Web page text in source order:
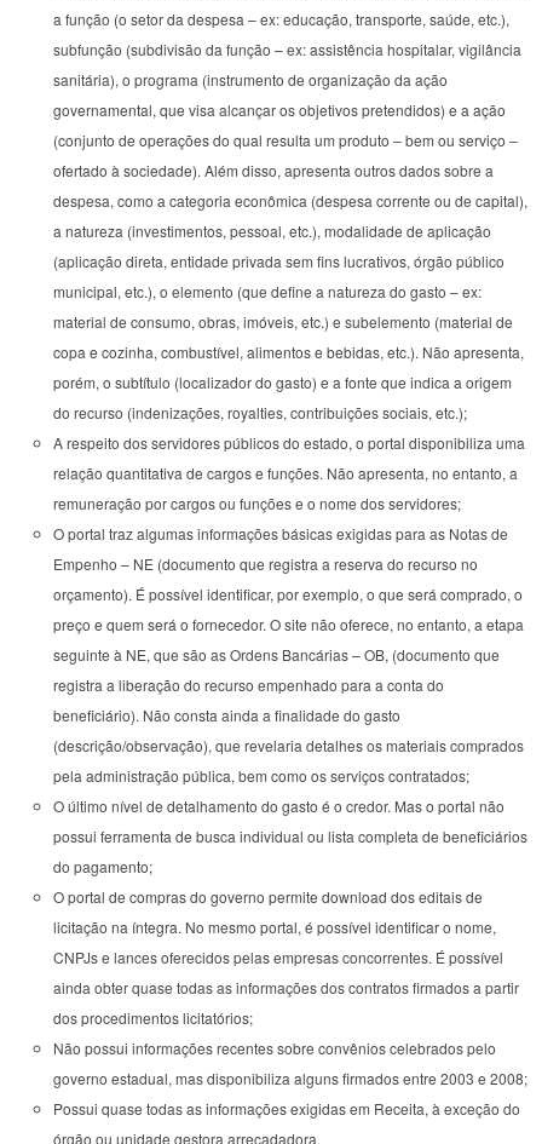
a função (o setor da despesa – ex: educação, transporte, saúde, etc.),
subfunção (subdivisão da função – ex: assistência hospitalar, vigilância
sanitária), o programa (instrumento de organização da ação
governamental, que visa alcançar os objetivos pretendidos) e a ação
(conjunto de operações do qual resulta um produto – bem ou serviço –
ofertado à sociedade). Além disso, apresenta outros dados sobre a
despesa, como a categoria econômica (despesa corrente ou de capital),
a natureza (investimentos, pessoal, etc.), modalidade de aplicação
(aplicação direta, entidade privada sem fins lucrativos, órgão público
municipal, etc.), o elemento (que define a natureza do gasto – ex:
material de consumo, obras, imóveis, etc.) e subelemento (material de
copa e cozinha, combustível, alimentos e bebidas, etc.). Não apresenta,
porém, o subtítulo (localizador do gasto) e a fonte que indica a origem
do recurso (indenizações, royalties, contribuições sociais, etc.);
A respeito dos servidores públicos do estado, o portal disponibiliza uma
relação quantitativa de cargos e funções. Não apresenta, no entanto, a
remuneração por cargos ou funções e o nome dos servidores;
O portal traz algumas informações básicas exigidas para as Notas de
Empenho – NE (documento que registra a reserva do recurso no
orçamento). É possível identificar, por exemplo, o que será comprado, o
preço e quem será o fornecedor. O site não oferece, no entanto, a etapa
seguinte à NE, que são as Ordens Bancárias – OB, (documento que
registra a liberação do recurso empenhado para a conta do
beneficiário). Não consta ainda a finalidade do gasto
(descrição/observação), que revelaria detalhes os materiais comprados
pela administração pública, bem como os serviços contratados;
O último nível de detalhamento do gasto é o credor. Mas o portal não
possui ferramenta de busca individual ou lista completa de beneficiários
do pagamento;
O portal de compras do governo permite download dos editais de
licitação na íntegra. No mesmo portal, é possível identificar o nome,
CNPJs e lances oferecidos pelas empresas concorrentes. É possível
ainda obter quase todas as informações dos contratos firmados a partir
dos procedimentos licitatórios;
Não possui informações recentes sobre convênios celebrados pelo
governo estadual, mas disponibiliza alguns firmados entre 2003 e 2008;
Possui quase todas as informações exigidas em Receita, à exceção do
órgão ou unidade gestora arrecadadora.